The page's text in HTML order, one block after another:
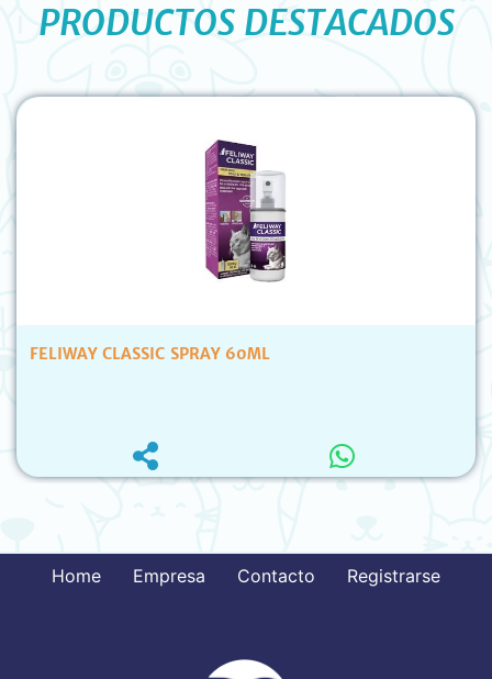
PRODUCTOS DESTACADOS
FELIWAY CLASSIC SPRAY 60ML
Home Empresa Contacto Registrarse